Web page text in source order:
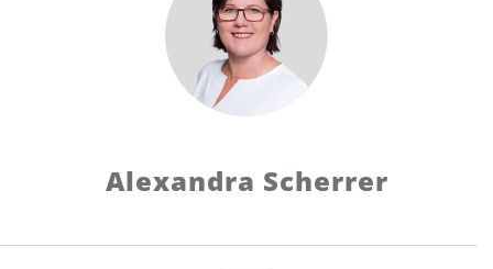
Alexandra Scherrer